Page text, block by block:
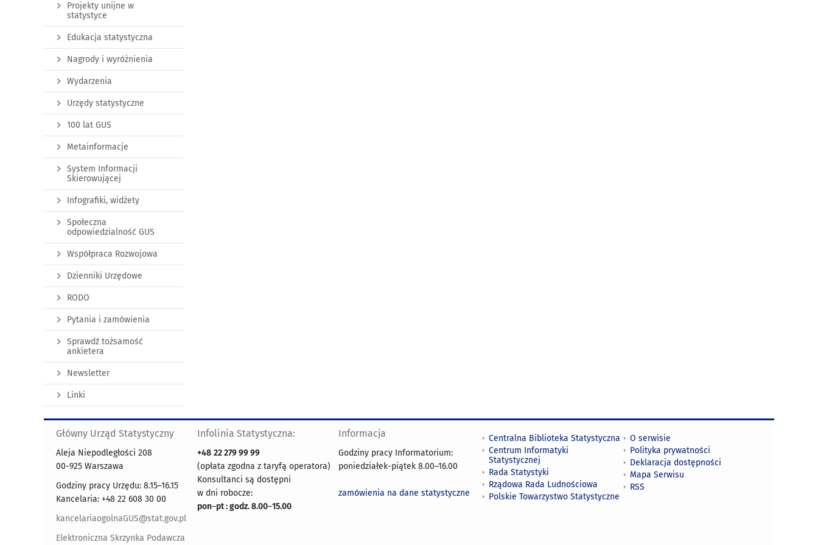
Projekty unijne w
statystyce
Edukacja statystyczna
Nagrody i wyróżnienia
Wydarzenia
Urzędy statystyczne
100 lat GUS
Metainformacje
System Informacji
Skierowującej
Infografiki, widżety
Społeczna
odpowiedzialność GUS
Współpraca Rozwojowa
Dzienniki Urzędowe
RODO
Pytania i zamówienia
Sprawdź tożsamość
ankietera
Newsletter
Linki
Główny Urząd Statystyczny
Aleja Niepodległości 208
00-925 Warszawa
Godziny pracy Urzędu: 8.15–16.15
Kancelaria: +48 22 608 30 00
kancelariaogolnaGUS@stat.gov.pl
Elektroniczna Skrzynka Podawcza
Infolinia Statystyczna:
+48 22 279 99 99
(opłata zgodna z taryfą operatora)
Konsultanci są dostępni
w dni robocze:
pon–pt : godz. 8.00–15.00
Informacja
Godziny pracy Informatorium:
poniedziałek-piątek 8.00–16.00
zamówienia na dane statystyczne
Centralna Biblioteka Statystyczna
Centrum Informatyki
Statystycznej
Rada Statystyki
Rządowa Rada Ludnościowa
Polskie Towarzystwo Statystyczne
O serwisie
Polityka prywatności
Deklaracja dostępności
Mapa Serwisu
RSS